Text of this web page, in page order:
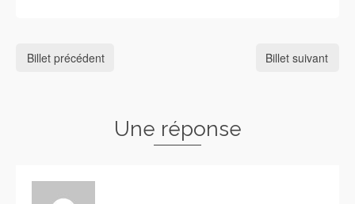
Billet précédent Billet suivant
Une réponse